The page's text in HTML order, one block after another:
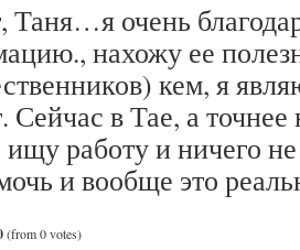
Таня…я очень
нахожу ее
кем, я
Сейчас в Тае, а точнее
работу и ничего
и вообще это
(from 0 votes)